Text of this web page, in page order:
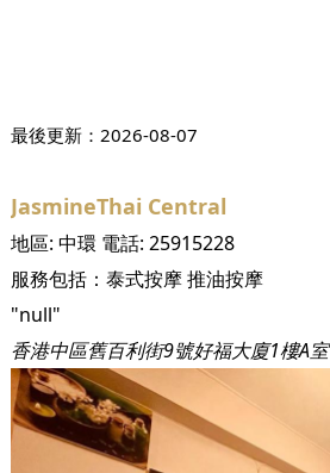
最後更新： 2026-08-07
JasmineThai Central
地區: 中環 電話: 25915228
服務包括： 泰式按摩推油按摩
"null"
香港中區舊百利街9號好福大廈1樓A室